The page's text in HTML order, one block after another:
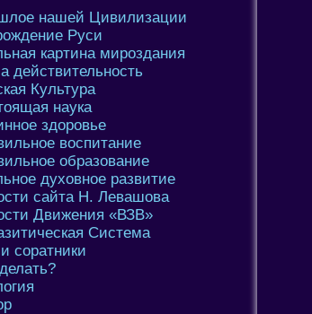
нашей Цивилизации
Руси
картина мироздания
действительность
Культура
наука
здоровье
воспитание
образование
духовное развитие
сайта Н. Левашова
Движения «ВЗВ»
Система
соратники